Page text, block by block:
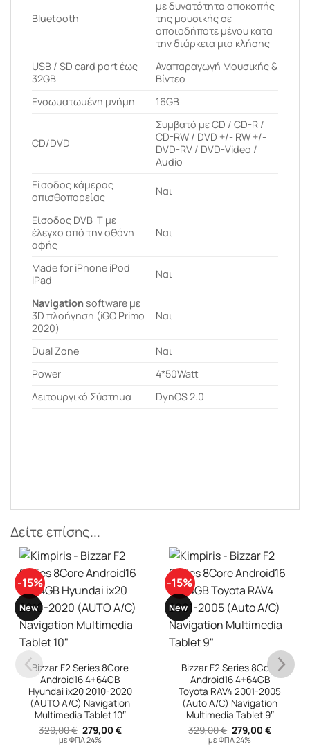
Bluetooth
με δυνατότητα αποκοπής
της μουσικής σε
οποιοδήποτε μένου κατα
την διάρκεια μια κλήσης
USB / SD card port έως
32GB
Αναπαραγωγή Μουσικής &
Βίντεο
Ενσωματωμένη μνήμη
16GB
CD/DVD
Συμβατό με CD / CD-R /
CD-RW / DVD +/- RW +/-
DVD-RV / DVD-Video /
Audio
Είσοδος κάμερας
οπισθοπορείας
Ναι
Είσοδος DVB-T με
έλεγχο από την οθόνη
αφής
Ναι
Made for iPhone iPod
iPad
Ναι
Navigation software με
3D πλοήγηση (iGO Primo
2020)
Ναι
Dual Zone
Ναι
Power
4*50Watt
Λειτουργικό Σύστημα
DynOS 2.0
Δείτε επίσης...
-15%
New
Bizzar F2 Series 8Core
Android16 4+64GB
Toyota RAV4 2001-2005
(Auto A/C) Navigation
Multimedia Tablet 9″
329,00€ Original
price
279,00€Η
με ΦΠΑ 24%
-11%
New
Cadence X2 Series
8Core Android14
6+128GB Toyota Yaris
Navigation Multimedia